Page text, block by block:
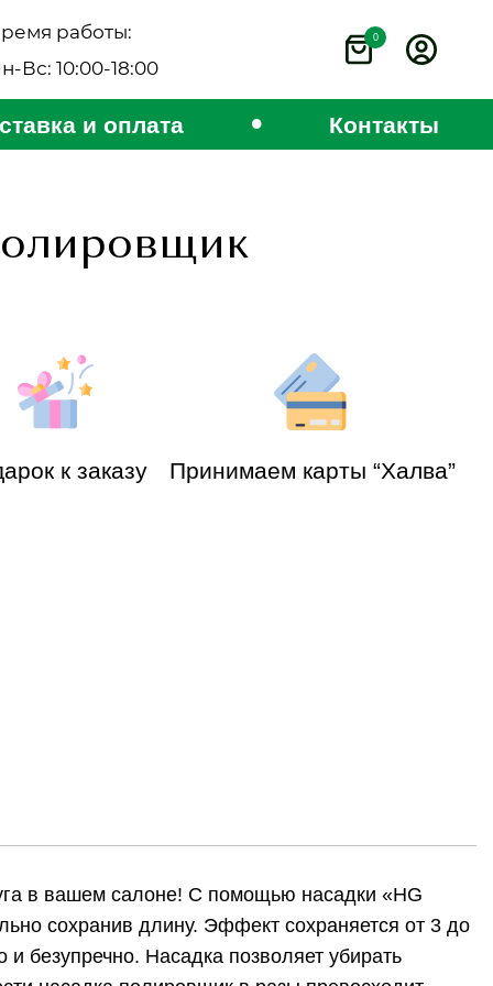
работы:
Вс: 10:00-18:00
0
и оплата • Контакты
к заказу Принимаем карты “Халва”
в вашем салоне! С помощью насадки «HG
сохранив длину. Эффект сохраняется от 3 до
безупречно. Насадка позволяет убирать